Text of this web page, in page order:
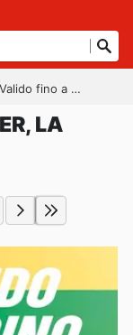
Valido fino a 31/05/2025
LA